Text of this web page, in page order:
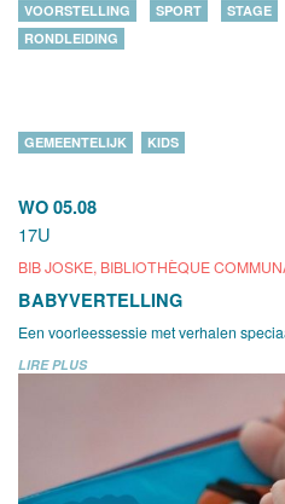
VOORSTELLING
SPORT STAGE
RONDLEIDING
WO 05.08
17U
BIB JOSKE, BIBLIOTHÈQUE
GEMEENTELIJK KIDS
BABYVERTELLING
Een voorleessessie met verhalen
LIRE PLUS